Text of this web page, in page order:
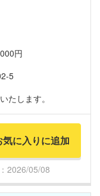
円
5
たします。
気に入りに追加
2026/05/08